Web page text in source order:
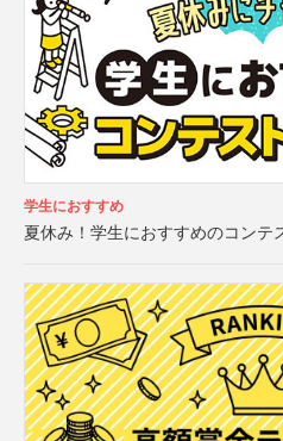
学生におすすめ
夏休み！学生におすすめのコンテ